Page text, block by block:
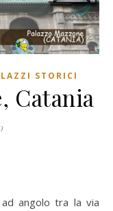
STORICI
Catania
angolo tra la via